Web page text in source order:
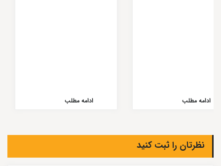
ادامه مطلب ادامه مطلب
نظرتان را ثبت کنید